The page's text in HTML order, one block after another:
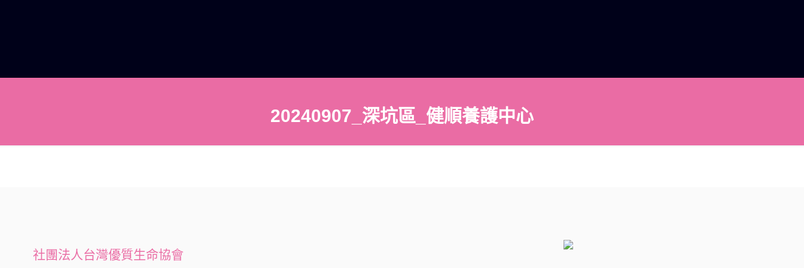
20240907_深坑區_健順養護中心
社團法人台灣優質生命協會